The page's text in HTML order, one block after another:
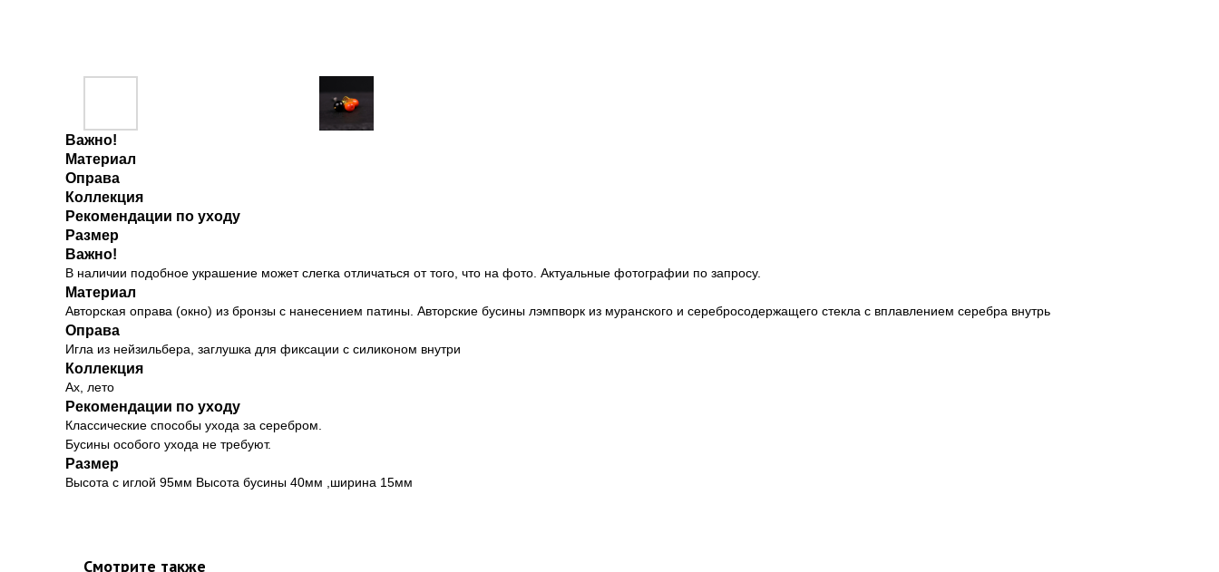
Важно!
Материал
Оправа
Коллекция
Рекомендации по уходу
Размер
Важно!
В наличии подобное украшение может слегка отличаться от того, что на фото. Актуальные фотографии по запросу.
Материал
Авторская оправа (окно) из бронзы с нанесением патины. Авторские бусины лэмпворк из муранского и серебросодержащего стекла с вплавлением серебра внутрь
Оправа
Игла из нейзильбера, заглушка для фиксации с силиконом внутри
Коллекция
Ах, лето
Рекомендации по уходу
Классические способы ухода за серебром.
Бусины особого ухода не требуют.
Размер
Высота с иглой 95мм Высота бусины 40мм ,ширина 15мм
Смотрите также